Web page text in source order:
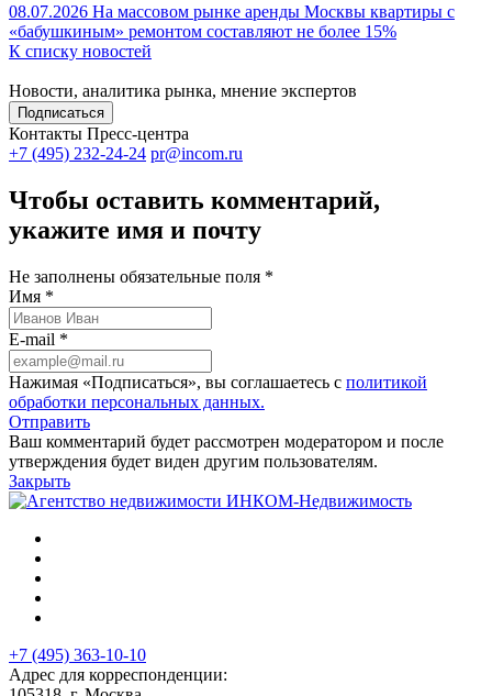
08.07.2026 На массовом рынке аренды Москвы квартиры с
«бабушкиным» ремонтом составляют не более 15%
К списку новостей
Новости, аналитика рынка, мнение экспертов
Подписаться
Контакты Пресс-центра
+7 (495) 232-24-24 pr@incom.ru
Чтобы оставить комментарий,
укажите имя и почту
Не заполнены обязательные поля *
Имя *
E-mail *
Нажимая «Подписаться», вы соглашаетесь с политикой
обработки персональных данных.
Отправить
Ваш комментарий будет рассмотрен модератором и после
утверждения будет виден другим пользователям.
Закрыть
+7 (495) 363-10-10
Адрес для корреспонденции: